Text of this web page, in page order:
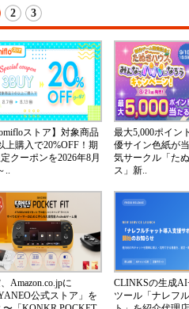
2 3
ストア】対象商品
上購入で20%OFF！期
クーポンを2026年8月
..
最大5,000ポイン
優サイン色紙が
気サークル「た
ス」新..
Amazon.co.jpに
公式ストア」を
CLINKSの生成
ツール「ナレフ